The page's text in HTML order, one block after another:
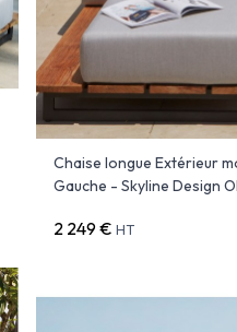
Chaise longue Extérieur
Gauche - Skyline Design
2 249 € HT